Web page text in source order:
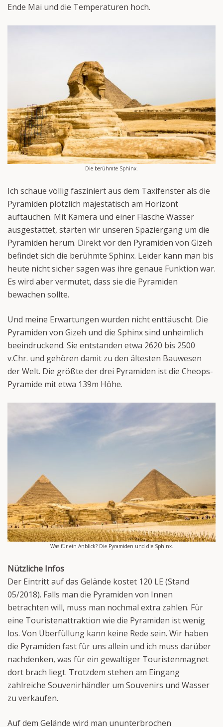
Ende Mai und die Temperaturen hoch.
Die berühmte Sphinx.
Ich schaue völlig fasziniert aus dem Taxifenster als die
Pyramiden plötzlich majestätisch am Horizont
auftauchen. Mit Kamera und einer Flasche Wasser
ausgestattet, starten wir unseren Spaziergang um die
Pyramiden herum. Direkt vor den Pyramiden von Gizeh
befindet sich die berühmte Sphinx. Leider kann man bis
heute nicht sicher sagen was ihre genaue Funktion war.
Es wird aber vermutet, dass sie die Pyramiden
bewachen sollte.
Und meine Erwartungen wurden nicht enttäuscht. Die
Pyramiden von Gizeh und die Sphinx sind unheimlich
beeindruckend. Sie entstanden etwa 2620 bis 2500
v.Chr. und gehören damit zu den ältesten Bauwesen
der Welt. Die größte der drei Pyramiden ist die Cheops-
Pyramide mit etwa 139m Höhe.
Was für ein Anblick? Die Pyramiden und die Sphinx.
Nützliche Infos
Der Eintritt auf das Gelände kostet 120 LE (Stand
05/2018). Falls man die Pyramiden von Innen
betrachten will, muss man nochmal extra zahlen. Für
eine Touristenattraktion wie die Pyramiden ist wenig
los. Von Überfüllung kann keine Rede sein. Wir haben
die Pyramiden fast für uns allein und ich muss darüber
nachdenken, was für ein gewaltiger Touristenmagnet
dort brach liegt. Trotzdem stehen am Eingang
zahlreiche Souvenirhändler um Souvenirs und Wasser
zu verkaufen.
Auf dem Gelände wird man ununterbrochen